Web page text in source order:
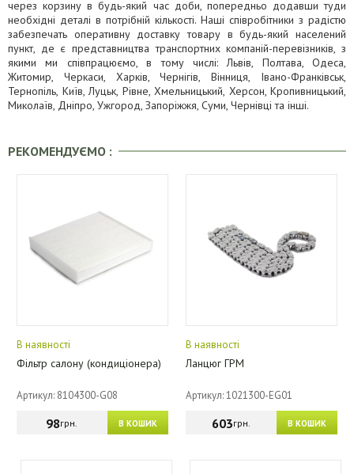
через корзину в будь-який час доби, попередньо додавши туди
необхідні деталі в потрібній кількості. Наші співробітники з радістю
забезпечать оперативну доставку товару в будь-який населений
пункт, де є представництва транспортних компаній-перевізників, з
якими ми співпрацюємо, в тому числі: Львів, Полтава, Одеса,
Житомир, Черкаси, Харків, Чернігів, Вінниця, Івано-Франківськ,
Тернопіль, Київ, Луцьк, Рівне, Хмельницький, Херсон, Кропивницький,
Миколаїв, Дніпро, Ужгород, Запоріжжя, Суми, Чернівці та інші.
РЕКОМЕНДУЄМО :
В наявності
Фільтр салону (кондиціонера)
Артикул: 8104300-G08
В КОШИК
98грн.
В наявності
Ланцюг ГРМ
Артикул: 1021300-EG01
В КОШИК
603грн.